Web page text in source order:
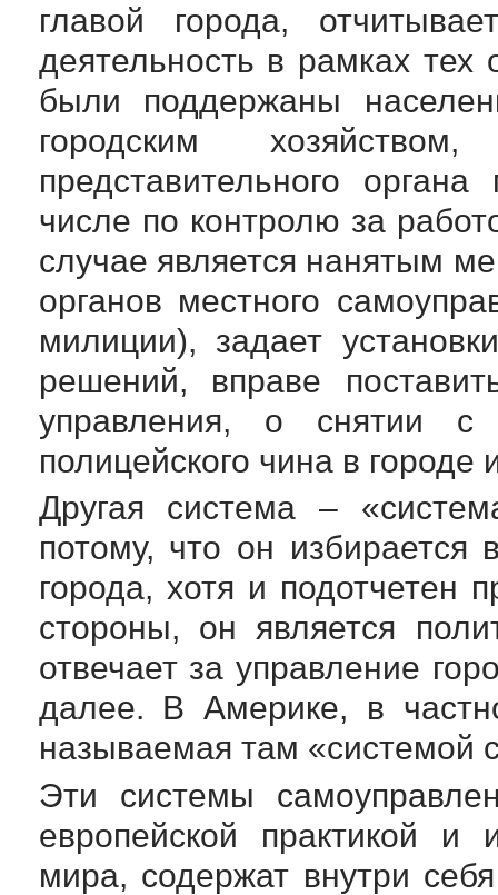
главой города,
деятельность в рамках
были поддержаны
городским
представительного
числе по контролю за
случае является нанятым
органов местного
милиции), задает
решений, вправе
управления, о снятии с
полицейского чина в городе
Другая система –
потому, что он избирается
города, хотя и подотчетен
стороны, он является
отвечает за управление
далее. В Америке, в
называемая там «системой
Эти системы
европейской практикой и
мира, содержат внутри